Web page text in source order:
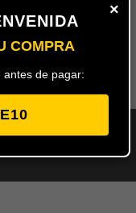
al
×
COMPRA
antes de pagar: